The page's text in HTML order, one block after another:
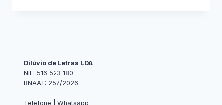
Dilúvio de Letras LDA
NIF: 516 523 180
RNAAT: 257/2026
Telefone | Whatsapp